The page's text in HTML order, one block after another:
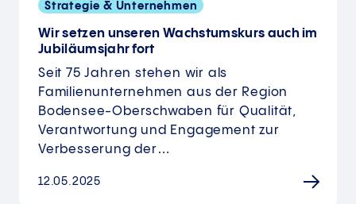
Strategie & Unternehmen
Wir setzen unseren Wachstumskurs auch im
Jubiläumsjahr fort
Seit 75 Jahren stehen wir als
Familienunternehmen aus der Region
Bodensee-Oberschwaben für Qualität,
Verantwortung und Engagement zur
Verbesserung der…
12.05.2025